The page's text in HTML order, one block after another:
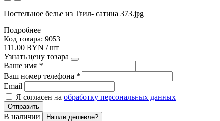
Постельное белье из Твил- сатина 373.jpg
Подробнее
Код товара: 9053
111.00 BYN / шт
Узнать цену товара
Ваше имя *
Ваш номер телефона *
Email
Я согласен на обработку персональных данных
Отправить
В наличии Нашли дешевле?